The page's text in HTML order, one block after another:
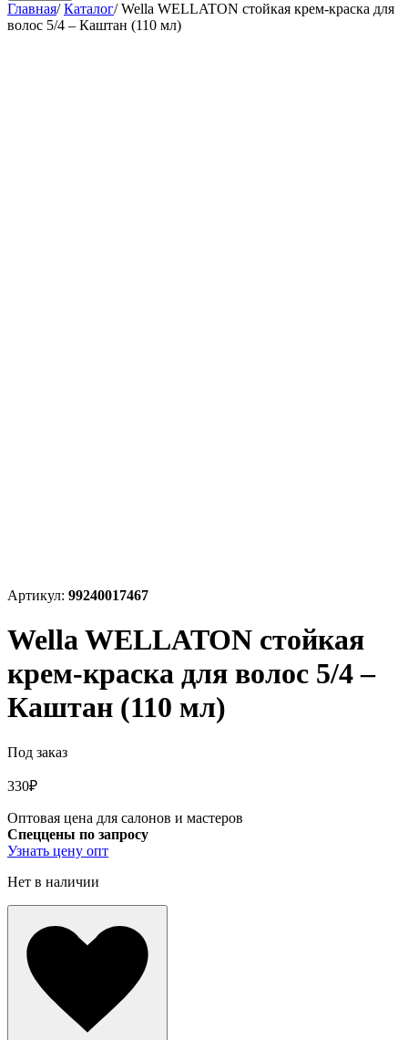
Главная/ Каталог/ Wella WELLATON стойкая крем-краска для
волос 5/4 – Каштан (110 мл)
Артикул: 99240017467
Wella WELLATON стойкая
крем-краска для волос 5/4 –
Каштан (110 мл)
Под заказ
330₽
Оптовая цена для салонов и мастеров
Спеццены по запросу
Узнать цену опт
Нет в наличии